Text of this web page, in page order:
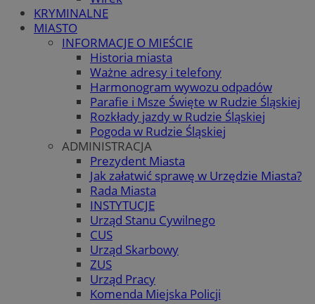
KRYMINALNE
MIASTO
INFORMACJE O MIEŚCIE
Historia miasta
Ważne adresy i telefony
Harmonogram wywozu odpadów
Parafie i Msze Święte w Rudzie Śląskiej
Rozkłady jazdy w Rudzie Śląskiej
Pogoda w Rudzie Śląskiej
ADMINISTRACJA
Prezydent Miasta
Jak załatwić sprawę w Urzędzie Miasta?
Rada Miasta
INSTYTUCJE
Urząd Stanu Cywilnego
CUS
Urząd Skarbowy
ZUS
Urząd Pracy
Komenda Miejska Policji